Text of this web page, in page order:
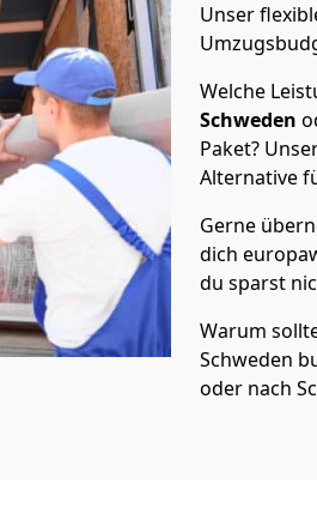
Unser
Welche
Schweden
Paket?
Alternative
Gerne
dich
du sparst
Warum
Schweden
oder nach